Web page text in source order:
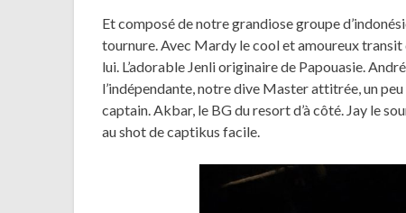
Et composé de notre grandiose groupe
tournure. Avec Mardy le cool et amoureux
lui. L’adorable Jenli originaire de Papouasie.
l’indépendante, notre dive Master attitrée, un
captain. Akbar, le BG du resort d’à côté. Jay le
au shot de captikus facile.